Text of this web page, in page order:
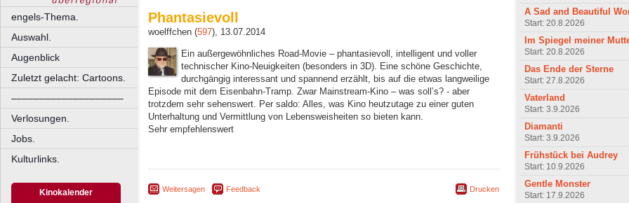
engels-Thema.
Auswahl.
Augenblick
Zuletzt gelacht: Cartoons.
––––––––––––––––––––
Verlosungen.
Jobs.
Kulturlinks.
Kinokalender
Phantasievoll
woelffchen (597), 13.07.2014
Ein außergewöhnliches Road-Movie – phantasievoll, intelligent und voller
technischer Kino-Neuigkeiten (besonders in 3D). Eine schöne Geschichte,
durchgängig interessant und spannend erzählt, bis auf die etwas langweilige
Episode mit dem Eisenbahn-Tramp. Zwar Mainstream-Kino – was soll’s? - aber
trotzdem sehr sehenswert. Per saldo: Alles, was Kino heutzutage zu einer guten
Unterhaltung und Vermittlung von Lebensweisheiten so bieten kann.
Sehr empfehlenswert
Weitersagen Feedback Drucken
A Sad and Beautiful
Start: 20.8.2026
Im Spiegel meiner
Start: 20.8.2026
Das Ende der Sterne
Start: 27.8.2026
Vaterland
Start: 3.9.2026
Diamanti
Start: 3.9.2026
Frühstück bei Audrey
Start: 10.9.2026
Gentle Monster
Start: 17.9.2026